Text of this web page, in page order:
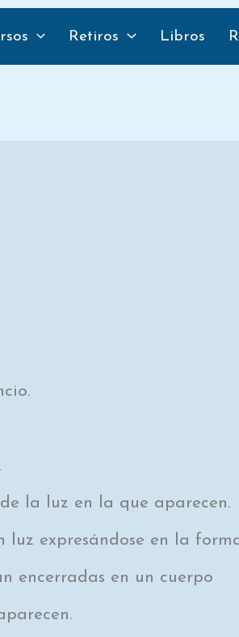
Retiros Libros
la luz en la que aparecen.
luz expresándose en la
encerradas en un cuerpo
en
en